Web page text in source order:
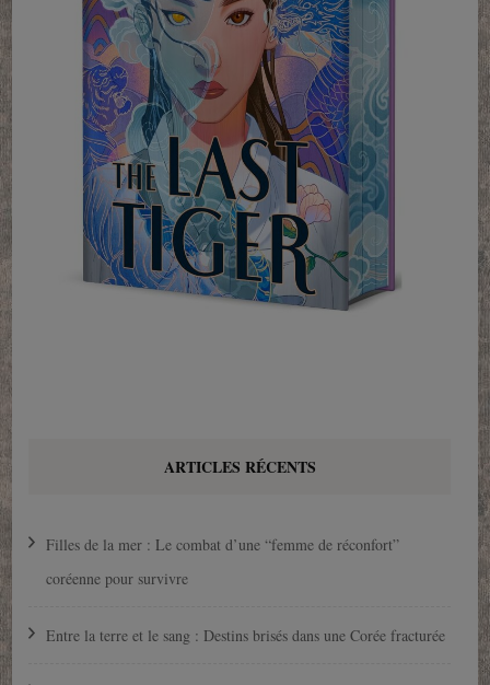
ARTICLES RÉCENTS
Filles de la mer : Le combat d’une “femme de réconfort”
coréenne pour survivre
Entre la terre et le sang : Destins brisés dans une Corée fracturée